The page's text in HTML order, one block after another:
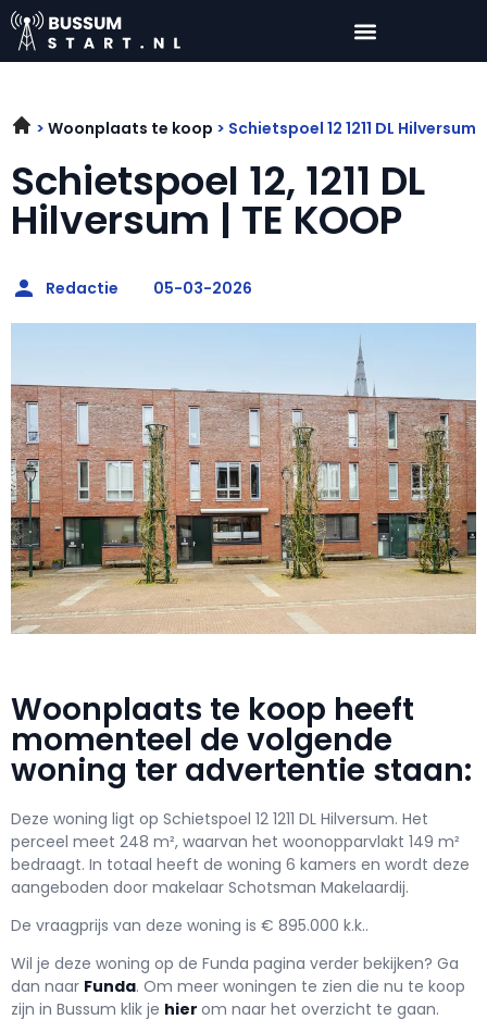
Woonplaats te koop Schietspoel 12 1211 DL Hilversum
Schietspoel 12, 1211 DL
Hilversum | TE KOOP
Redactie 05-03-2026
Woonplaats te koop heeft
momenteel de volgende
woning ter advertentie staan:
Deze woning ligt op Schietspoel 12 1211 DL Hilversum. Het
perceel meet 248 m², waarvan het woonopparvlakt 149 m²
bedraagt. In totaal heeft de woning 6 kamers en wordt deze
aangeboden door makelaar Schotsman Makelaardij.
De vraagprijs van deze woning is € 895.000 k.k..
Wil je deze woning op de Funda pagina verder bekijken? Ga
dan naar Funda. Om meer woningen te zien die nu te koop
zijn in Bussum klik je hier om naar het overzicht te gaan.